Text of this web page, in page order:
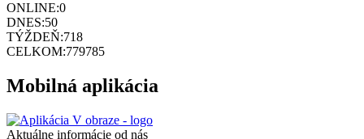
ONLINE:0
DNES:50
TÝŽDEŇ:718
CELKOM:779785
Mobilná aplikácia
Aktuálne informácie od nás